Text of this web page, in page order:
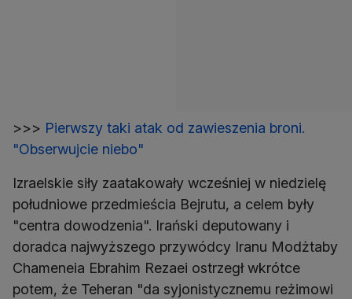
>>> Pierwszy taki atak od zawieszenia broni.
"Obserwujcie niebo"
Izraelskie siły zaatakowały wcześniej w niedzielę
południowe przedmieścia Bejrutu, a celem były
"centra dowodzenia". Irański deputowany i
doradca najwyższego przywódcy Iranu Modżtaby
Chameneia Ebrahim Rezaei ostrzegł wkrótce
potem, że Teheran "da syjonistycznemu reżimowi